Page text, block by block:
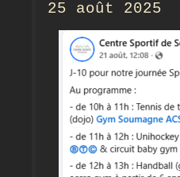
25 août 2025